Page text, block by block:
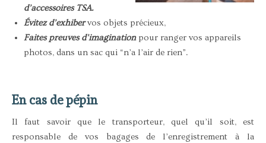
d’accessoires TSA.
Évitez d’exhibervos objets précieux,
Faites preuves d’imaginationpour ranger vos appareils
photos, dans un sac qui “n’a l’air de rien”.
En cas de pépin
Il faut savoir que le transporteur, quel qu’il soit, est
responsable de vos bagages de l’enregistrement à la